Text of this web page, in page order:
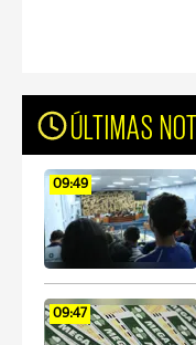
ÚLTIMAS
09:49
09:47